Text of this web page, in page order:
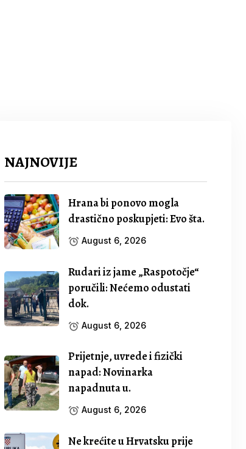
NAJNOVIJE
Hrana bi ponovo mogla
drastično poskupjeti: Evo šta.
August 6, 2026
Rudari iz jame „Raspotočje“
poručili: Nećemo odustati
dok.
August 6, 2026
Prijetnje, uvrede i fizički
napad: Novinarka
napadnuta u.
August 6, 2026
Ne krećite u Hrvatsku prije